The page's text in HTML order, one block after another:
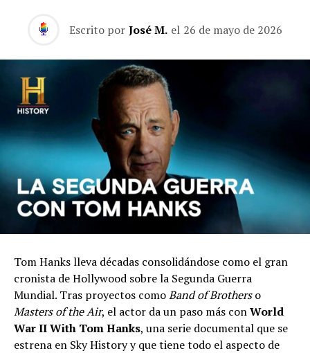
Escrito por José M. el 26 de mayo de 2026
Tom Hanks lleva décadas consolidándose como el gran
cronista de Hollywood sobre la Segunda Guerra
Mundial. Tras proyectos comoBand of Brotherso
Masters of the Air, el actor da un paso más conWorld
War II With Tom Hanks, una serie documental que se
estrena en Sky History y que tiene todo el aspecto de